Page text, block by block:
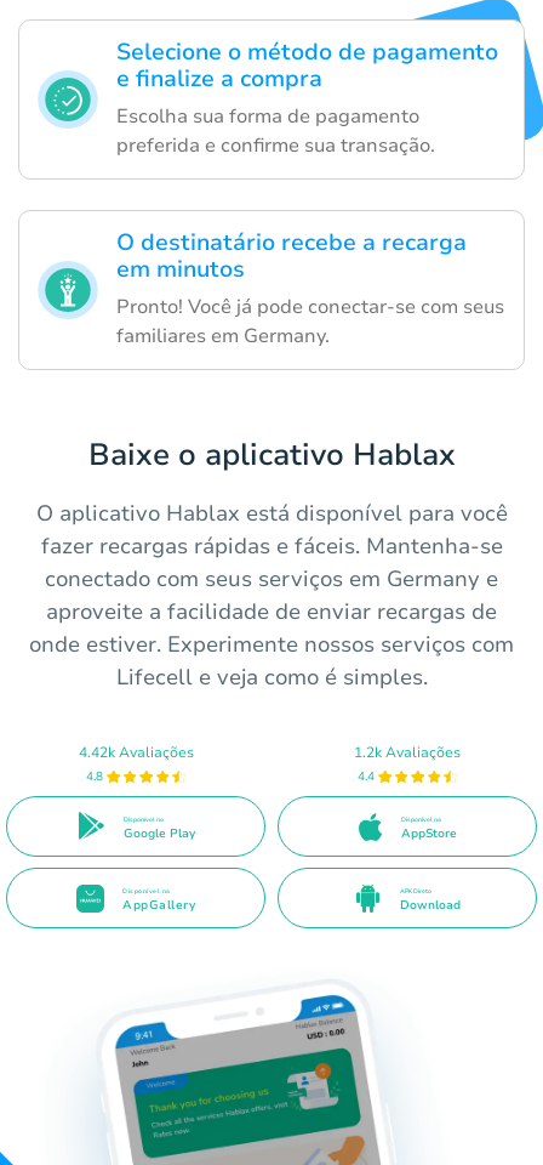
Selecione o método de pagamento
e finalize a compra
Escolha sua forma de pagamento
preferida e confirme sua transação.
O destinatário recebe a recarga
em minutos
Pronto! Você já pode conectar-se com seus
familiares em Germany.
Baixe o aplicativo Hablax
O aplicativo Hablax está disponível para você
fazer recargas rápidas e fáceis. Mantenha-se
conectado com seus serviços em Germany e
aproveite a facilidade de enviar recargas de
onde estiver. Experimente nossos serviços com
Lifecell e veja como é simples.
4.42k Avaliações
4.8
Disponível no
Google Play
1.2k Avaliações
4.4
Disponível na
AppStore
Disponível na
AppGallery
APK Direto
Download